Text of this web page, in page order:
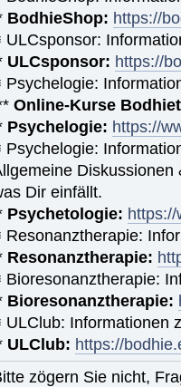
BodhieShop: https://
ULCsponsor:
ULCsponsor: https://
Psychelogie:
Online-Kurse
Psychelogie: https://
Psychelogie:
Dir einfällt.
Psychetologie:
Resonanztherapie:
Resonanztherapie:
Bioresonanztherapie:
Bioresonanztherapie:
ULClub: Informationen
ULClub: https://
zögern Sie nicht,